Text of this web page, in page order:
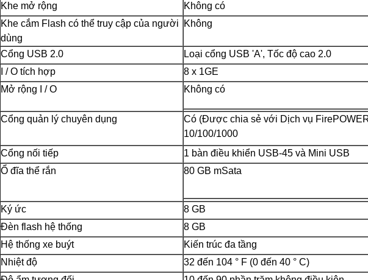
Khe mở rộng
Không có
Khe cắm Flash có thể truy cập của người
dùng
Không
Cổng USB 2.0
Loại cổng USB 'A', Tốc độ cao 2.0
I / O tích hợp
8 x 1GE
Mở rộng I / O
Không có
Cổng quản lý chuyên dụng
Có (Được chia sẻ với Dịch vụ
10/100/1000
Cổng nối tiếp
1 bàn điều khiển USB-45 và Mini USB
Ổ đĩa thể rắn
80 GB mSata
Ký ức
8 GB
Đèn flash hệ thống
8 GB
Hệ thống xe buýt
Kiến trúc đa tầng
Nhiệt độ
32 đến 104 ° F (0 đến 40 ° C)